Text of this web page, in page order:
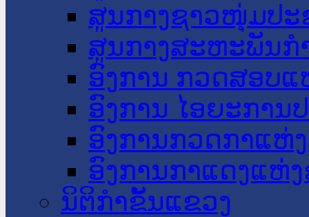
ສູນກາງຊາວໜຸ່ມປະ
ສູນກາງສະຫະພັນກ
ອົງການ ກວດສອບແ
ອົງການ ໄອຍະການ
ອົງການກວດກາແຫ່
ອົງການກາແດງແຫ່
ນິຕິກໍາຂັ້ນແຂວງ